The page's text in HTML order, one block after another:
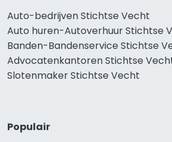
Auto-bedrijven Stichtse Vecht
Auto huren-Autoverhuur Stichtse
Banden-Bandenservice Stichtse
Advocatenkantoren Stichtse
Slotenmaker Stichtse Vecht
Populair